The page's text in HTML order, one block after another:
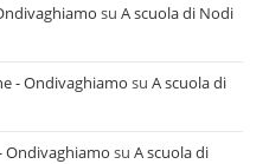
suA scuola di Nodi
- Ondivaghiamo suA scuola di
Ondivaghiamo suA scuola di